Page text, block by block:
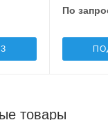
По
товары